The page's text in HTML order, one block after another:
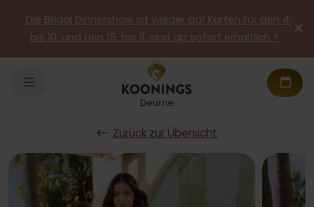
Die Bridal Dinnershow ist wieder da! Karten für den 4.
bis 10. und den 15. bis 11. sind ab sofort erhältlich >
Deurne
Zurück zur Übersicht